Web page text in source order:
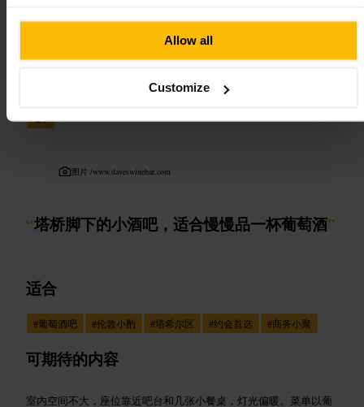
Allow all
Customize
戴夫的葡萄酒吧
5
图片 /www.daveswinebar.com
“塔桥脚下的小酒吧，适合慢慢品一杯葡萄酒”
适合
#葡萄酒吧 #伦敦小酌 #塔希尔区 #约会首选 #商务小聚
可期待的内容
室内空间不大，座位靠近吧台和几张小餐桌，灯光偏暖。菜单以葡